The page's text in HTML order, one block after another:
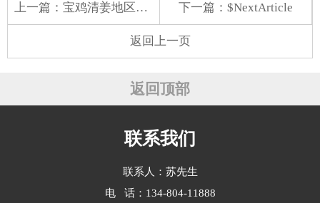
上一篇： 宝鸡清姜地区蔬菜配送 下一篇：$NextArticle
返回上一页
返回顶部
联系我们
联系人：苏先生
电 话：134-804-11888